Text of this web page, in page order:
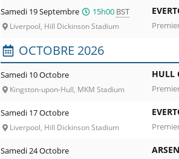
Samedi 19 Septembre 15h00 BST
Liverpool, Hill Dickinson Stadium
OCTOBRE 2026
Samedi 10 Octobre
Kingston-upon-Hull, MKM Stadium
HULL
Samedi 17 Octobre
Liverpool, Hill Dickinson Stadium
Samedi 24 Octobre